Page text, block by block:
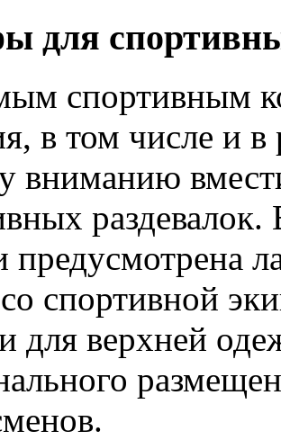
для
спортивным
в том числе и в
вниманию
предусмотрена
спортивной
для верхней